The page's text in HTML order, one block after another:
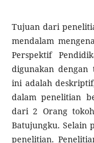
Tujuan dari
mendalam
Perspektif
digunakan
ini adalah
dalam penelitian
dari 2 Orang
Batujungku. Selain
penelitian.